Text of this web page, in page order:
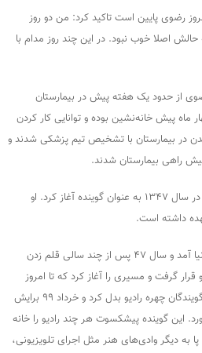
رضوی پایین است تاکید کرد: من دو روز
اصلا خوب نبود. در این چند روز مدام با
از حدود یک هفته پیش در بیمارستان
پیش خانه‌نشین بوده و توانایی کار کردن
در بیمارستان با تشخیص تیم پزشکی شدند و
راهی بیمارستان شدند.
بهروز رضوی همکاری خود را با رادیو در سال ۱۳۴۷ به عنوان گوینده آغاز کرد. او
داشته است.
بهروز رضوی سال ۱۳۲۶ در یزد به دنیا آمد و سال ۴۷ پس از چند سالی قلم زدن
گرفت و مسیری را آغاز کرد که تا امروز
ادامه دارد. راهی که او را به یکی از گویندگان چهره رادیو بدل کرد و خرداد ۹۹ برایش
این گوینده پیشکسوت هر چند رادیو را خانه
به دیگر وادی‌های هنر مثل اجرای تلویزیونی،